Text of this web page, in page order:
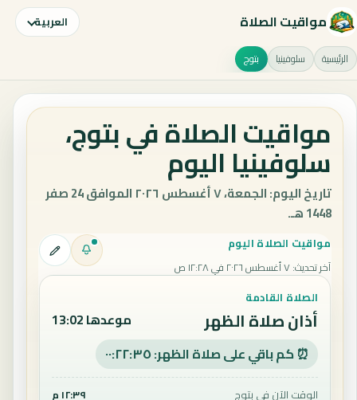
مواقيت الصلاة العربية
الرئيسية سلوفينيا بتوج
مواقيت الصلاة في بتوج،
سلوفينيا اليوم
تاريخ اليوم: الجمعة، ٧ أغسطس ٢٠٢٦ الموافق 24 صفر
1448 هـ.
مواقيت الصلاة اليوم
آخر تحديث:٧ أغسطس ٢٠٢٦ في ١٢:٢٨ ص
الصلاة القادمة
أذان صلاة الظهر موعدها 13:02
⏰ كم باقي على صلاة الظهر: ٠٠:٢٢:٣٥
الوقت الآن في بتوج ١٢:٣٩ م